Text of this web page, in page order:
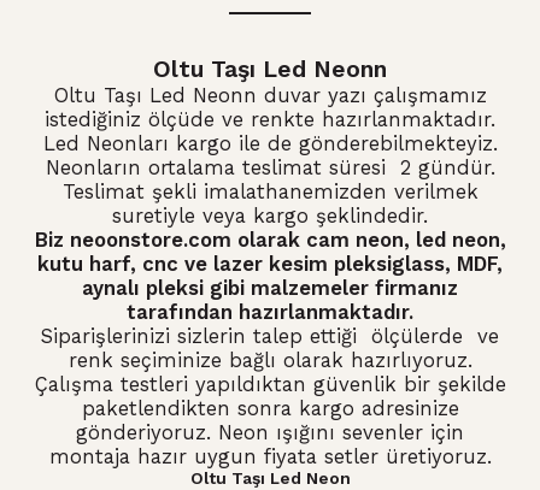
Oltu Taşı Led Neonn
Oltu Taşı Led Neonn duvar yazı çalışmamız
istediğiniz ölçüde ve renkte hazırlanmaktadır.
Led Neonları kargo ile de gönderebilmekteyiz.
Neonların ortalama teslimat süresi 2 gündür.
Teslimat şekli imalathanemizden verilmek
suretiyle veya kargo şeklindedir.
Biz neoonstore.com olarak cam neon, led neon,
kutu harf, cnc ve lazer kesim pleksiglass, MDF,
aynalı pleksi gibi malzemeler firmanız
tarafından hazırlanmaktadır.
Siparişlerinizi sizlerin talep ettiği ölçülerde ve
renk seçiminize bağlı olarak hazırlıyoruz.
Çalışma testleri yapıldıktan güvenlik bir şekilde
paketlendikten sonra kargo adresinize
gönderiyoruz. Neon ışığını sevenler için
montaja hazır uygun fiyata setler üretiyoruz.
Oltu Taşı Led Neon